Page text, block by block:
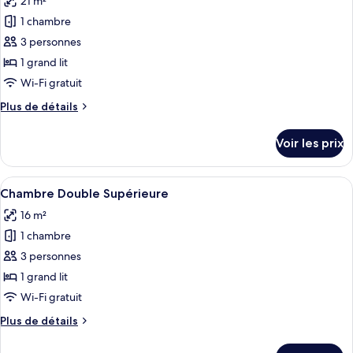
Chambre
Simple
les
photos
pour
ce
type
chambre :
Exécutive
1 chambre
3 personnes
1 grand lit
Wi-Fi gratuit
Plus de détails
Plus
le
type
de
Chambre
Double
Voir les prix
Afficher
toutes
les
photos
pour
ce
type
chambre :
Une chambre d’hôtel avec un lit,
7
Chambre Double Supérieure
16 m²
1 chambre
3 personnes
1 grand lit
Wi-Fi gratuit
Plus de détails
Plus